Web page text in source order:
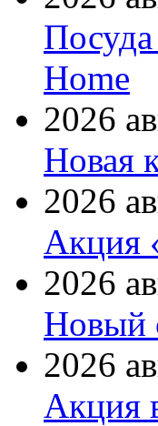
Home
2026
Новая
2026
Акция
2026
Новый
2026
Акция